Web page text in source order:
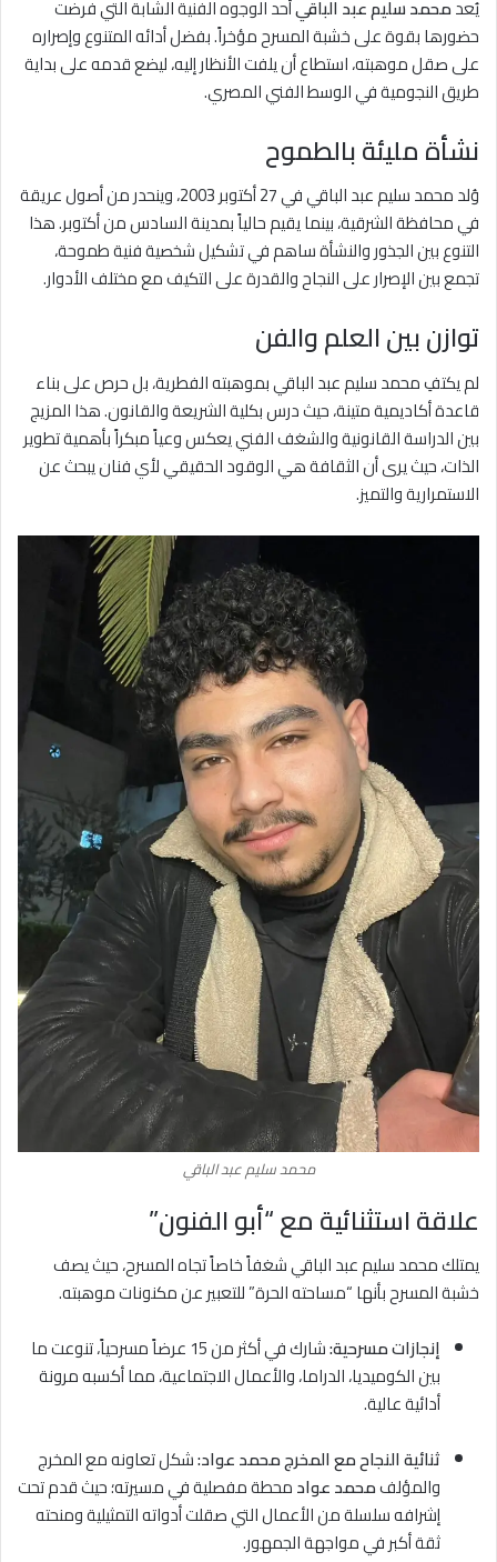
يُعدمحمد سليم عبد الباقيأحد الوجوه الفنية الشابة التي فرضت
حضورها بقوة على خشبة المسرح مؤخراً. بفضل أدائه المتنوع وإصراره
على صقل موهبته، استطاع أن يلفت الأنظار إليه، ليضع قدمه على بداية
طريق النجومية في الوسط الفني المصري.
نشأة مليئة بالطموح
وُلد محمد سليم عبد الباقي في 27 أكتوبر 2003، وينحدر من أصول عريقة
في محافظة الشرقية، بينما يقيم حالياً بمدينة السادس من أكتوبر. هذا
التنوع بين الجذور والنشأة ساهم في تشكيل شخصية فنية طموحة،
تجمع بين الإصرار على النجاح والقدرة على التكيف مع مختلف الأدوار.
توازن بين العلم والفن
لم يكتفِ محمد سليم عبد الباقي بموهبته الفطرية، بل حرص على بناء
قاعدة أكاديمية متينة، حيث درس بكلية الشريعة والقانون. هذا المزيج
بين الدراسة القانونية والشغف الفني يعكس وعياً مبكراً بأهمية تطوير
الذات، حيث يرى أن الثقافة هي الوقود الحقيقي لأي فنان يبحث عن
الاستمرارية والتميز.
محمد سليم عبد الباقي
علاقة استثنائية مع “أبو الفنون”
يمتلك محمد سليم عبد الباقي شغفاً خاصاً تجاه المسرح، حيث يصف
خشبة المسرح بأنها “مساحته الحرة” للتعبير عن مكنونات موهبته.
إنجازات مسرحية:
شارك في أكثر من 15 عرضاً مسرحياً، تنوعت ما
بين الكوميديا، الدراما، والأعمال الاجتماعية، مما أكسبه مرونة
أدائية عالية.
ثنائية النجاح مع المخرج محمد عواد:شكل تعاونه مع المخرج
والمؤلفمحمد عوادمحطة مفصلية في مسيرته؛ حيث قدم تحت
إشرافه سلسلة من الأعمال التي صقلت أدواته التمثيلية ومنحته
ثقة أكبر في مواجهة الجمهور.